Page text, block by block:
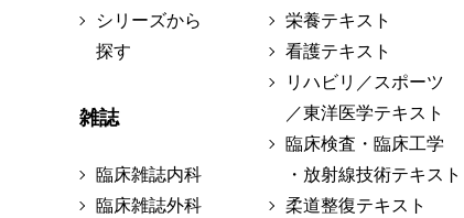
シリーズから
探す
雑誌
臨床雑誌内科
臨床雑誌外科
栄養テキスト
看護テキスト
リハビリ／スポーツ
／東洋医学テキスト
臨床検査・臨床工学
・放射線技術テキスト
柔道整復テキスト